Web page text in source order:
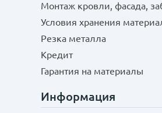
Монтаж кровли, фасада,
Условия хранения
Резка металла
Кредит
Гарантия на материалы
Информация